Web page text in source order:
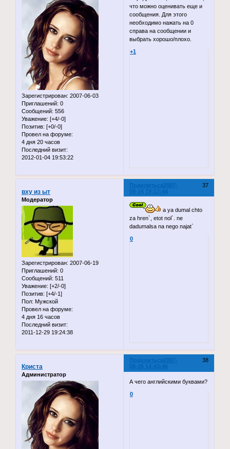
Зарегистрирован: 2007-06-03
Приглашений: 0
Сообщений: 556
Уважение: [+4/-0]
Позитив: [+0/-0]
Провел на форуме:
4 дня 20 часов
Последний визит:
2012-01-04 19:53:22
что можно оценивать еще и
сообщения. Для этого
необходимо нажать на 0
справа на сообщении и
выбрать хорошо/плохо.
+1
Поделиться 37
2007-
08-24 19:12:44
вху из ыт
Модератор
Зарегистрирован: 2007-06-19
Приглашений: 0
Сообщений: 511
Уважение: [+2/-0]
Позитив: [+4/-1]
Пол: Мужской
Провел на форуме:
4 дня 16 часов
Последний визит:
2011-12-29 19:24:38
a ya dumal chto
za hren`, etot nol`. ne
dadumalsa na nego najat`
0
Поделиться 38
2007-
08-26 14:43:46
Криста
Администратор
А чего английскими буквами?
0